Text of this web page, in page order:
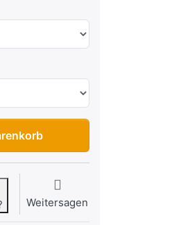
Frontblitzer 24V - ECE-R65 - 2
Weitersagen